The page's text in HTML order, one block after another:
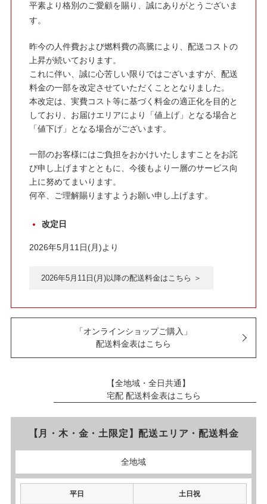
平素より格別のご愛顧を賜り、誠にありがとうございま
す。
昨今の人件費および燃料費の高騰により、配送コストの
上昇が続いております。
これに伴い、誠に心苦しい限りではございますが、配送
料金の一部を改定させていただくこととなりました。
本改定は、実費コスト等に基づく料金の適正化を目的と
しており、お届けエリアにより「値上げ」となる場合と
「値下げ」となる場合がございます。
一部のお客様にはご負担をおかけいたしますことをお詫
び申し上げますとともに、今後もより一層のサービス向
上に努めてまいります。
何卒、ご理解賜りますようお願い申し上げます。
改定日
2026年5月11日(月)より
2026年5月11日(月)以降の配送料金はこちら ＞
「オンラインショップご購入」
配送料金表はこちら
【全地域・全日共通】
宅配 配送料金表はこちら
【月・木・金・土限定】配送エリア・配送料金
全地域
平日 土日祝